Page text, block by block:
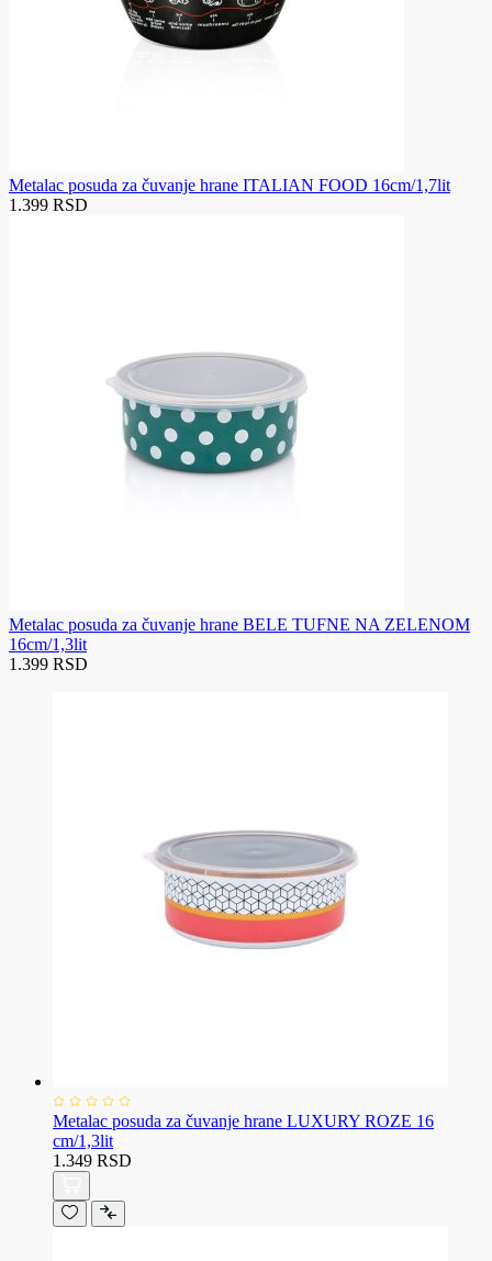
Metalac posuda za čuvanje hrane ITALIAN FOOD 16cm/1,7lit
1.399 RSD
Metalac posuda za čuvanje hrane BELE TUFNE NA ZELENOM
16cm/1,3lit
1.399 RSD
Metalac posuda za čuvanje hrane LUXURY ROZE 16
cm/1,3lit
1.349 RSD